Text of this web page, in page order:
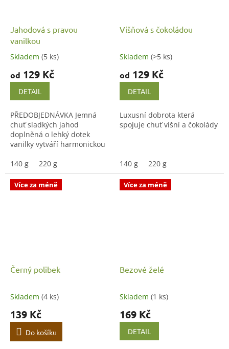
Jahodová s pravou
vanilkou
Skladem (5 ks)
od 129 Kč
DETAIL
PŘEDOBJEDNÁVKA Jemná
chuť sladkých jahod
doplněná o lehký dotek
vanilky vytváří harmonickou
domácí letní dezerty. Poctivá
marmeláda vařená v
malých...
140 g 220 g
Višňová s čokoládou
Skladem (>5 ks)
od 129 Kč
DETAIL
Luxusní dobrota která
spojuje chuť višní a čokolády
140 g 220 g
Více za méně
Černý polibek
Skladem (4 ks)
139 Kč
Do košíku
Více za méně
Bezové želé
Skladem (1 ks)
169 Kč
DETAIL